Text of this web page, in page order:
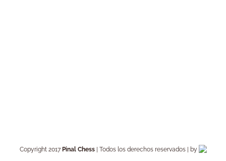
Copyright 2017 Pinal Chess| Todos los derechos reservados | by